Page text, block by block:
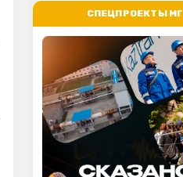
СПЕЦПРОЕКТЫ МГ